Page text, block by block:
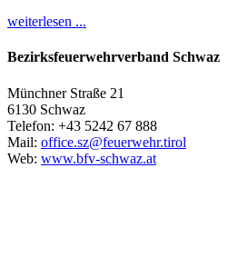
weiterlesen ...
Bezirksfeuerwehrverband Schwaz
Münchner Straße 21
6130 Schwaz
Telefon: +43 5242 67 888
Mail: office.sz@feuerwehr.tirol
Web: www.bfv-schwaz.at